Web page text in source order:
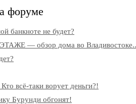
форуме
банкноте не будет?
ЭТАЖЕ — обзор дома во
всё-таки ворует деньги?!
Бурунди обгонят!